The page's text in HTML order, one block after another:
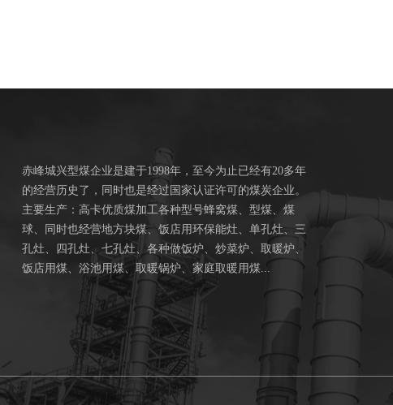
赤峰城兴型煤企业是建于1998年，至今为止已经有20多年
的经营历史了，同时也是经过国家认证许可的煤炭企业。
主要生产：高卡优质煤加工各种型号蜂窝煤、型煤、煤
球、同时也经营地方块煤、饭店用环保能灶、单孔灶、三
孔灶、四孔灶、七孔灶、各种做饭炉、炒菜炉、取暖炉、
饭店用煤、浴池用煤、取暖锅炉、家庭取暖用煤...